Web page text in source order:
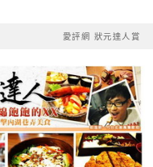
愛評網 狀元達人賞